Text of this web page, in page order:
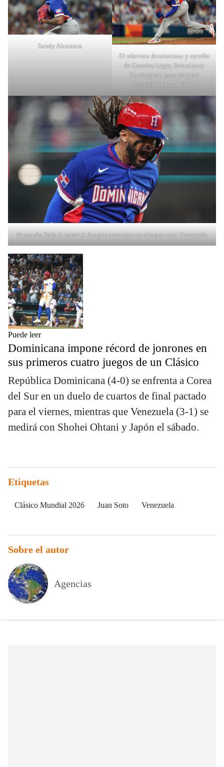
Sandy Alcantara
El relevista dominicano y estrella
de Grandes Ligas, Seranthony
Domínguez, goza de gran
velocidad en su brazo .
Fernando Tatis Jr conectó dos jonrones ayer en choque ante Venezuela.
Puede leer
Dominicana impone récord de jonrones en
sus primeros cuatro juegos de un Clásico
República Dominicana (4-0) se enfrenta a Corea
del Sur en un duelo de cuartos de final pactado
para el viernes, mientras que Venezuela (3-1) se
medirá con Shohei Ohtani y Japón el sábado.
Etiquetas
Clásico Mundial 2026 Juan Soto Venezuela
Sobre el autor
Agencias